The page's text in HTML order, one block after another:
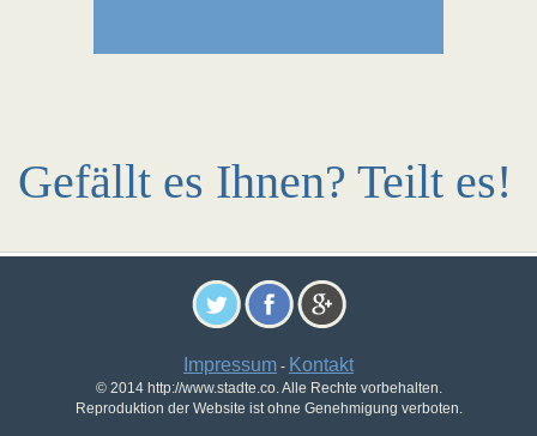
Gefällt es Ihnen? Teilt es!
Impressum - Kontakt
© 2014 http://www.stadte.co. Alle Rechte vorbehalten.
Reproduktion der Website ist ohne Genehmigung verboten.